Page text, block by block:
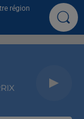
région